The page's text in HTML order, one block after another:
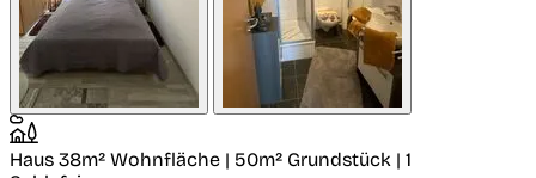
Haus 38m² Wohnfläche | 50m² Grundstück | 1